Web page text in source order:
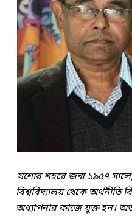
যশোর শহরে জন্ম ১৯৫৭
বিশ্ববিদ্যালয় থেকে
অধ্যাপনার কাজে যুক্ত হন।